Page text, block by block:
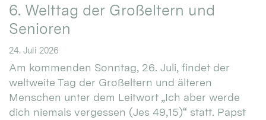
6. Welttag der Großeltern und
Senioren
24. Juli 2026
Am kommenden Sonntag, 26. Juli, findet der
weltweite Tag der Großeltern und älteren
Menschen unter dem Leitwort „Ich aber werde
dich niemals vergessen (Jes 49,15)“ statt. Papst